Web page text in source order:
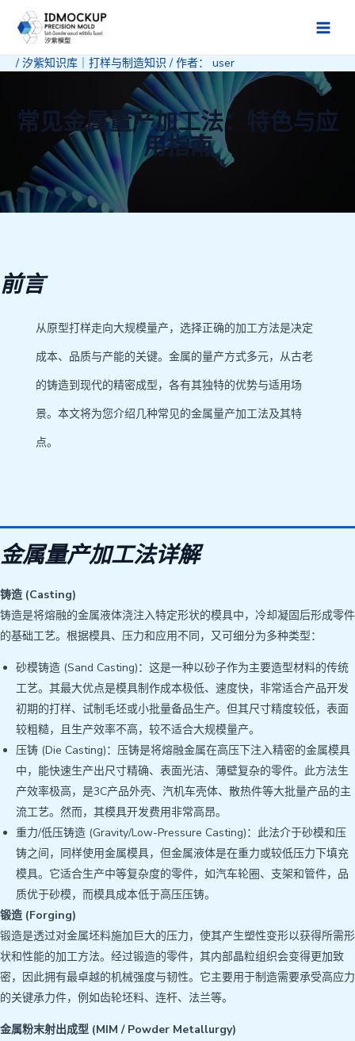
容
Main
/ 汐紫知识库｜打样与制造知识 / 作者： user
常见金属量产加工法：特色与应
用指南
前言
从原型打样走向大规模量产，选择正确的加工方法是决定
成本、品质与产能的关键。金属的量产方式多元，从古老
的铸造到现代的精密成型，各有其独特的优势与适用场
景。本文将为您介绍几种常见的金属量产加工法及其特
点。
金属量产加工法详解
铸造 (Casting)
铸造是将熔融的金属液体浇注入特定形状的模具中，冷却凝固后形成零件
的基础工艺。根据模具、压力和应用不同，又可细分为多种类型：
砂模铸造 (Sand Casting)：这是一种以砂子作为主要造型材料的传统
工艺。其最大优点是模具制作成本极低、速度快，非常适合产品开发
初期的打样、试制毛坯或小批量备品生产。但其尺寸精度较低，表面
较粗糙，且生产效率不高，较不适合大规模量产。
压铸 (Die Casting)：压铸是将熔融金属在高压下注入精密的金属模具
中，能快速生产出尺寸精确、表面光洁、薄壁复杂的零件。此方法生
产效率极高，是3C产品外壳、汽机车壳体、散热件等大批量产品的主
流工艺。然而，其模具开发费用非常高昂。
重力/低压铸造 (Gravity/Low-Pressure Casting)：此法介于砂模和压
铸之间，同样使用金属模具，但金属液体是在重力或较低压力下填​​充
模具。它适合生产中等复杂度的零件，如汽车轮圈、支架和管件，品
质优于砂模，而模具成本低于高压压铸。
锻造 (Forging)
锻造是透过对金属坯料施加巨大的压力，使其产生塑性变形以获得所需形
状和性能的加工方法。经过锻造的零件，其内部晶粒组织会变得更加致
密，因此拥有最卓越的机械强度与韧性。它主要用于制造需要承受高应力
的关键承力件，例如齿轮坯料、连杆、法兰等。
金属粉末射出成型 (MIM / Powder Metallurgy)